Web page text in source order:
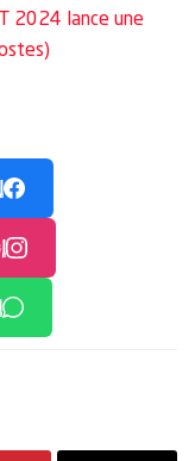
2024 lance une